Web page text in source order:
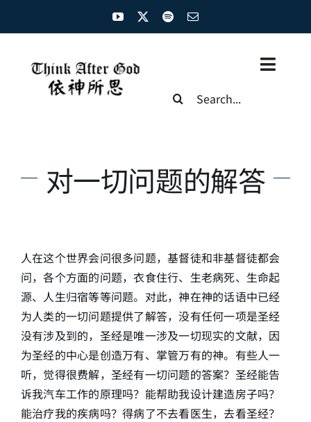
圣经概览
神学概论
圣经解析
简介
下载
Search
对一切问题的解答
人在这个世界会问很多问题，基督徒和非基督徒都会
问，各个方面的问题，衣食住行、生老病死、生命起
源、人生归宿等等问题。对此，神在神的话语中已经
为人类的一切问题提供了解答，没有任何一项是圣经
没有涉及到的，圣经是唯一涉及一切现实的文献，因
为圣经的中心是创造万有、掌管万有的神。有些人一
听，觉得很费解，圣经有一切问题的答案？圣经能告
诉我汽车工作的原理吗？能帮助我设计建造房子吗？
能治疗我的疾病吗？得病了不去看医生，去看圣经？